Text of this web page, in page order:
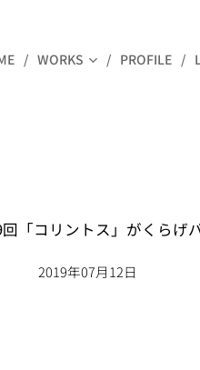
WORKS PROFILE
「コリントス」がくらげ
2019年07月12日